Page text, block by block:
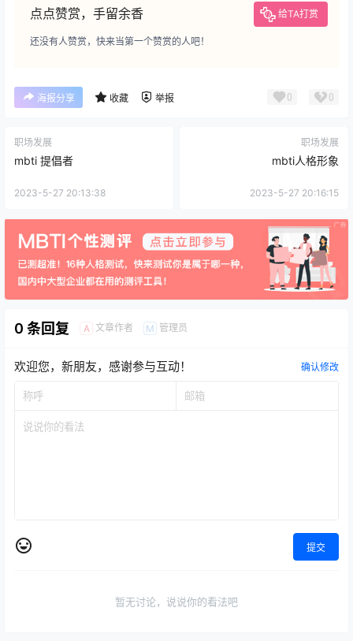
点点赞赏，手留余香 给TA打赏
还没有人赞赏，快来当第一个赞赏的人吧！
海报分享 收藏 举报 0 0
职场发展
mbti 提倡者
2023-5-27 20:13:38
职场发展
mbti人格形象
2023-5-27 20:16:15
0 条回复 A 文章作者 M 管理员
欢迎您，新朋友，感谢参与互动！ 确认修改
提交
暂无讨论，说说你的看法吧